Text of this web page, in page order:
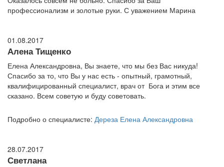
профессионализм и золотые руки. С уважением Марина
01.08.2017
Алена Тищенко
Елена Александровна, Вы знаете, что мы без Вас никуда!
Спасибо за то, что Вы у нас есть - опытный, грамотный,
квалифицированный специалист, врач от Бога и этим все
сказано. Всем советую и буду советовать.
Подробно о специалисте: Дереза Елена Александровна
28.07.2017
Светлана